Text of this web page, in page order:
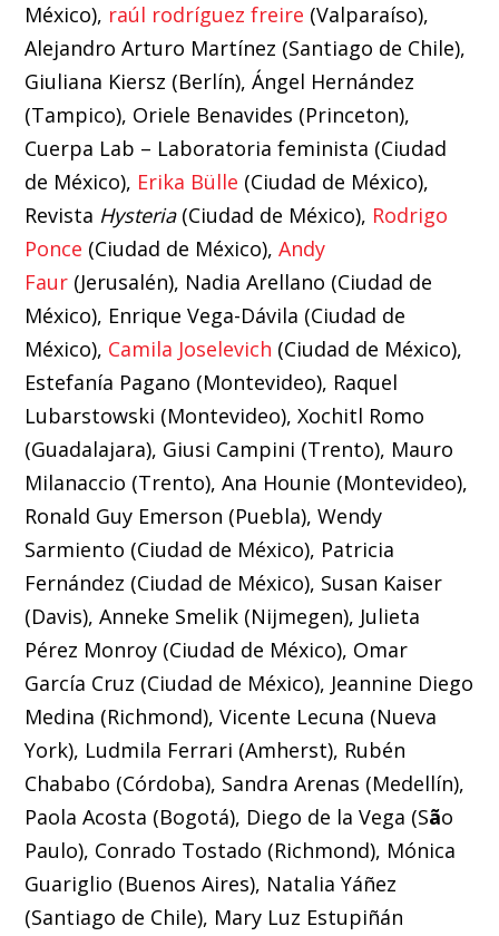
México), raúl rodríguez freire (Valparaíso),
Alejandro Arturo Martínez (Santiago de Chile),
Giuliana Kiersz (Berlín), Ángel Hernández
(Tampico), Oriele Benavides (Princeton),
Cuerpa Lab – Laboratoria feminista (Ciudad
de México), Erika Bülle (Ciudad de México),
Revista Hysteria(Ciudad de México), Rodrigo
Ponce (Ciudad de México),Andy
Faur (Jerusalén), Nadia Arellano (Ciudad de
México), Enrique Vega-Dávila (Ciudad de
México), Camila Joselevich (Ciudad de México),
Estefanía Pagano (Montevideo), Raquel
Lubarstowski (Montevideo), Xochitl Romo
(Guadalajara), Giusi Campini (Trento), Mauro
Milanaccio (Trento), Ana Hounie (Montevideo),
Ronald Guy Emerson (Puebla), Wendy
Sarmiento (Ciudad de México), Patricia
Fernández (Ciudad de México), Susan Kaiser
(Davis), Anneke Smelik (Nijmegen), Julieta
Pérez Monroy (Ciudad de México), Omar
García Cruz (Ciudad de México), Jeannine Diego
Medina (Richmond), Vicente Lecuna (Nueva
York), Ludmila Ferrari (Amherst), Rubén
Chababo (Córdoba), Sandra Arenas (Medellín),
Paola Acosta (Bogotá), Diego de la Vega (São
Paulo), Conrado Tostado (Richmond), Mónica
Guariglio (Buenos Aires), Natalia Yáñez
(Santiago de Chile), Mary Luz Estupiñán